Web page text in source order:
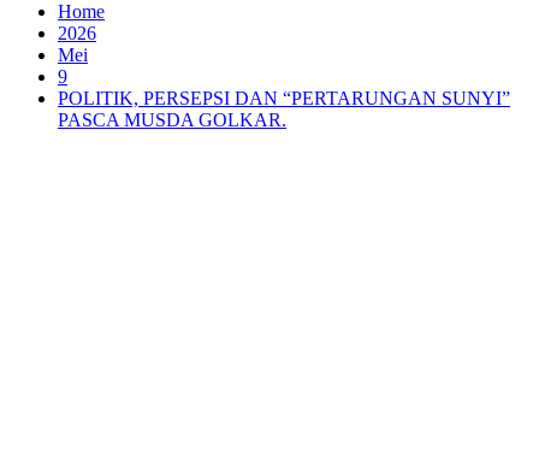
Home
2026
Mei
9
POLITIK, PERSEPSI DAN “PERTARUNGAN SUNYI”
PASCA MUSDA GOLKAR.